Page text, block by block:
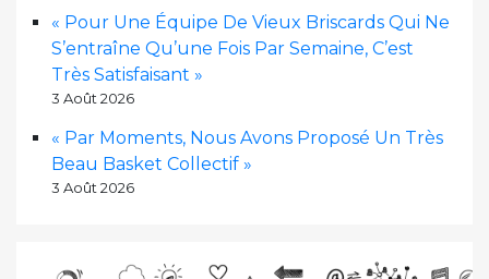
« Pour Une Équipe De Vieux Briscards Qui Ne
S’entraîne Qu’une Fois Par Semaine, C’est
Très Satisfaisant »
3 Août 2026
« Par Moments, Nous Avons Proposé Un Très
Beau Basket Collectif »
3 Août 2026